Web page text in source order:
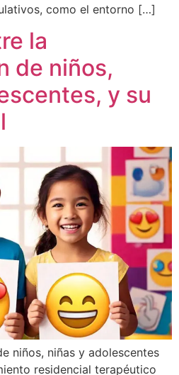
como el entorno […]
la
de niños,
y su
niños, niñas y adolescentes
residencial terapéutico